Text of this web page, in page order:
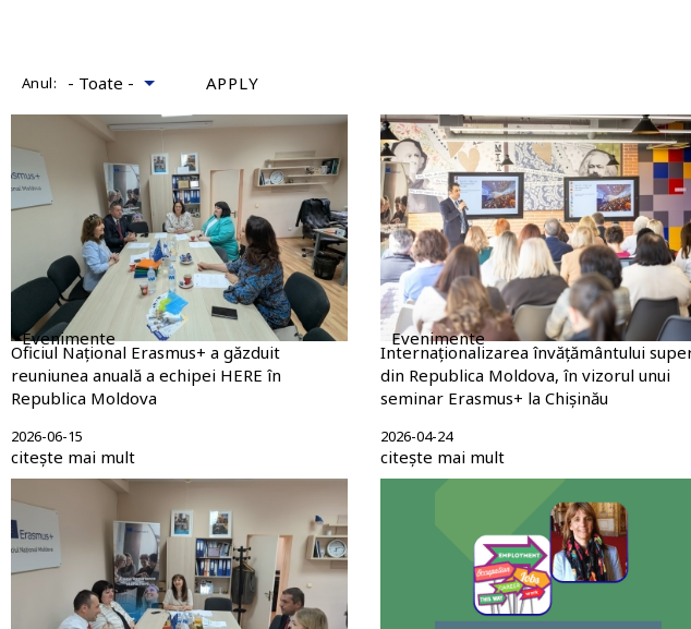
Anul:
Evenimente
Oficiul Național Erasmus+ a găzduit
reuniunea anuală a echipei HERE în
Republica Moldova
2026-06-15
citește mai mult
Evenimente
Internaționalizarea învățământului
din Republica Moldova, în vizorul unui
seminar Erasmus+ la Chișinău
2026-04-24
citește mai mult